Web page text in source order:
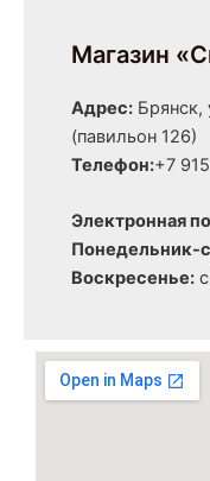
Магазин
Адрес: Брянск,
(павильон 126)
Телефон:+7
Электронная
Понедельник-
Воскресенье: